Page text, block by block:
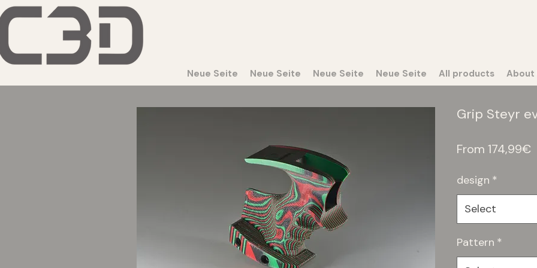
Neue Seite Neue Seite Neue Seite Neue Seite All products About
Grip Steyr
From 174,99€
design *
Select
Pattern *